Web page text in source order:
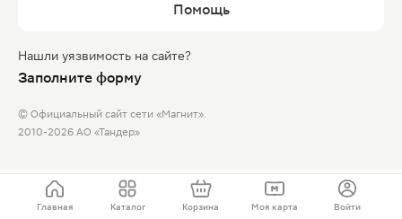
Помощь
Нашли уязвимость на сайте?
Заполните форму
© Официальный сайт сети «Магнит».
2010-2026 АО «Тандер»
Главная Каталог Корзина Моя карта Войти